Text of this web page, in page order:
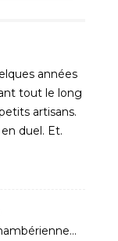
années
tout le long
artisans.
duel. Et.